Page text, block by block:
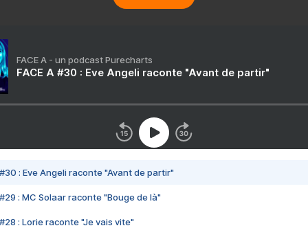
FACE A - un podcast Purecharts
FACE A #30 : Eve Angeli raconte "Avant de partir"
#30 : Eve Angeli raconte "Avant de partir"
#29 : MC Solaar raconte "Bouge de là"
#28 : Lorie raconte "Je vais vite"